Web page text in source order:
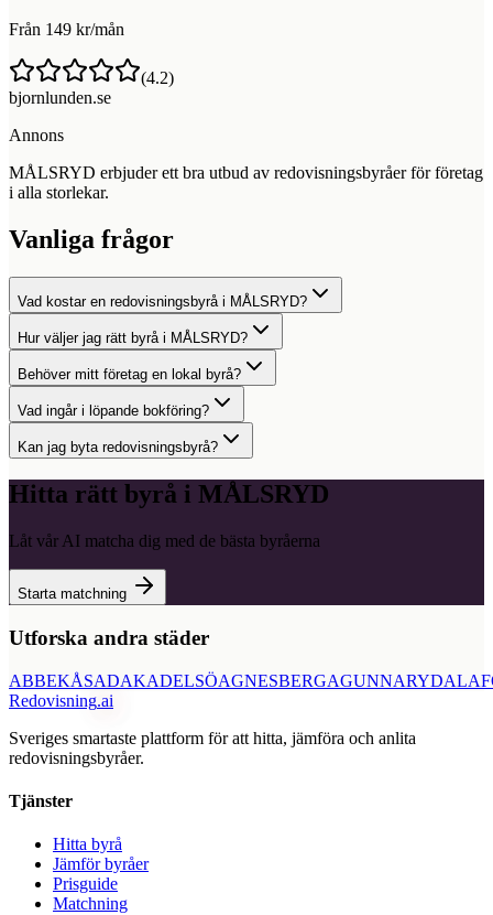
Från 149 kr/mån
(4.2)
bjornlunden.se
Annons
MÅLSRYD erbjuder ett bra utbud av redovisningsbyråer för företag
i alla storlekar.
Vanliga frågor
Vad kostar en redovisningsbyrå i MÅLSRYD?
Hur väljer jag rätt byrå i MÅLSRYD?
Behöver mitt företag en lokal byrå?
Vad ingår i löpande bokföring?
Kan jag byta redovisningsbyrå?
Hitta rätt byrå i MÅLSRYD
Låt vår AI matcha dig med de bästa byråerna
Starta matchning
Utforska andra städer
ABBEKÅSADAKADELSÖAGNESBERGAGUNNARYD
Redovisning.ai
Sveriges smartaste plattform för att hitta, jämföra och anlita
redovisningsbyråer.
Tjänster
Hitta byrå
Jämför byråer
Prisguide
Matchning